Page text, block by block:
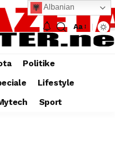
Aa
Politike
Lifestyle
Sport
Albanian